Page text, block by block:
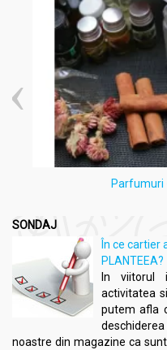
apare o senzaţie de jenă la
înseamnă că există
utilizat respectivul ulei.
De regulă, se iau, de două
Acesta se pune
a fi înghiţit, altfel putând
usturimi.
Niciodată nu se
amestecate în apă (în care
Se face după ce am testat
avem reacţii alergice
Pe suprafeţe mari, se
proporţia 1:10 cu un ulei
argan).
Pe suprafeţe mici se pun
acoperă zona cu o
evaporarea uleiului volatil.
Parfumuri
SONDAJ
În ce cartier
PLANTEEA?
In viitorul
activitatea
putem afla
deschiderea
noastre din magazine ca